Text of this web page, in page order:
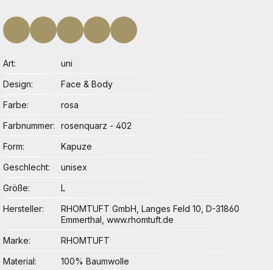
Art
uni
Design
Face & Body
Farbe
rosa
Farbnummer
rosenquarz - 402
Form
Kapuze
Geschlecht
unisex
Größe
L
Hersteller
RHOMTUFT GmbH, Langes Feld 10, D-31860
Emmerthal, www.rhomtuft.de
Marke
RHOMTUFT
Material
100% Baumwolle